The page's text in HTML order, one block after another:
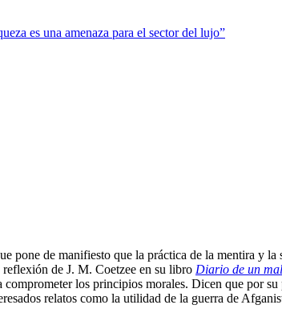
es una amenaza para el sector del lujo”
pone de manifiesto que la práctica de la mentira y
de J. M. Coetzee en su libro Diario de un
comprometer los principios morales. Dicen que
relatos como la utilidad de la guerra de